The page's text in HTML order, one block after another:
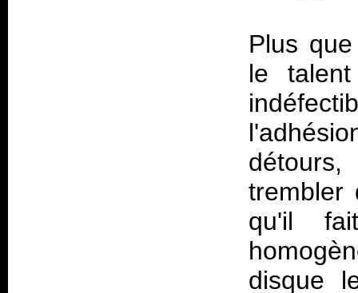
Plus
le
trembler
qu'il
disque